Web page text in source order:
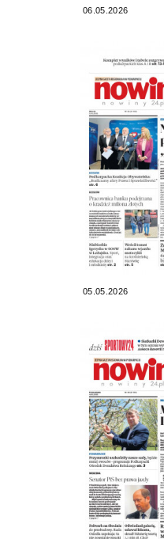
06.05.2026
05.05.2026